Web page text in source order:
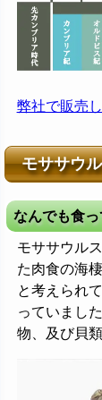
弊社で販売
モササウ
なんでも食
モササウル
た肉食の海
と考えられ
っていまし
物、及び貝